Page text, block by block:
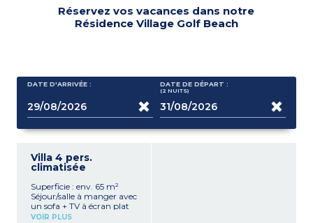
Réservez vos vacances dans notre
Résidence Village Golf Beach
DATE D'ARRIVÉE : DATE DE DÉPART :
(2 NUITS)
Villa 4 pers.
climatisée
Superficie : env. 65 m²
Séjour/salle à manger avec
un sofa + TV à écran plat
(quelques chaînes
VOIR PLUS